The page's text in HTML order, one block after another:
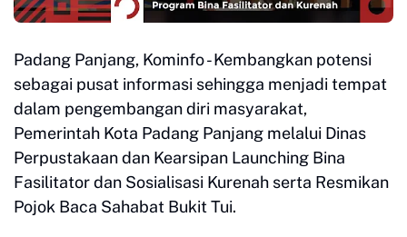
Padang Panjang, Kominfo - Kembangkan potensi
sebagai pusat informasi sehingga menjadi tempat
dalam pengembangan diri masyarakat,
Pemerintah Kota Padang Panjang melalui Dinas
Perpustakaan dan Kearsipan Launching Bina
Fasilitator dan Sosialisasi Kurenah serta Resmikan
Pojok Baca Sahabat Bukit Tui.